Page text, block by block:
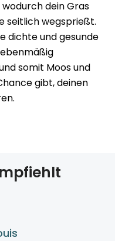
dein Gras
seitlich wegsprießt.
dichte und gesunde
somit Moos und
gibt, deinen